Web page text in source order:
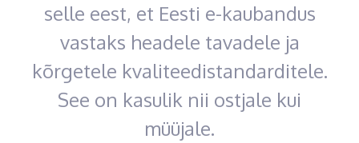
selle eest, et Eesti e-kaubandus
vastaks headele tavadele ja
kõrgetele kvaliteedistandarditele.
See on kasulik nii ostjale kui
müüjale.